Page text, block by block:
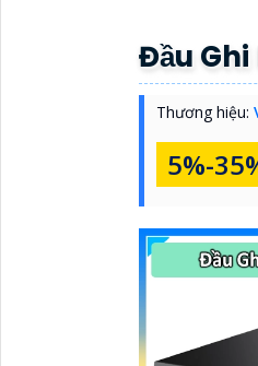
Đầu Ghi
Thương hiệu:
5%-